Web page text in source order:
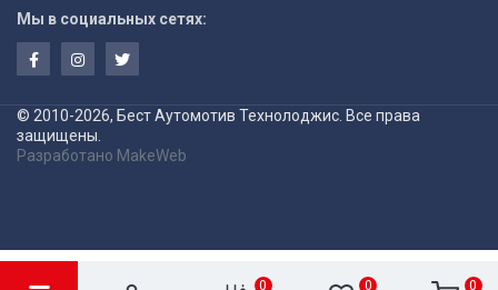
0 0 0
Мы в социальных сетях:
© 2010-2026, Бест Аутомотив Технолоджис. Все права
защищены.
Разработано MakeWeb